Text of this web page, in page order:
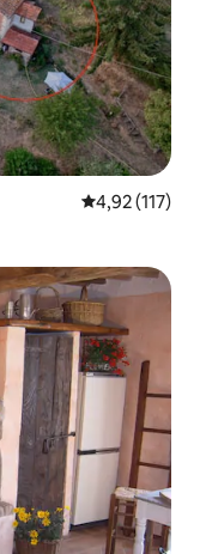
Évaluation
4,92 (117)